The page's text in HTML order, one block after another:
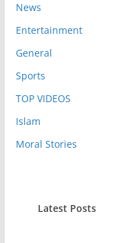
News
Entertainment
General
Sports
TOP VIDEOS
Islam
Moral Stories
Latest Posts